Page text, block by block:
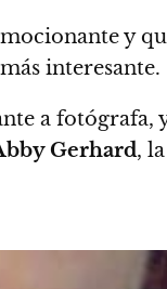
y
interesante.
a fotógrafa,
Gerhard,